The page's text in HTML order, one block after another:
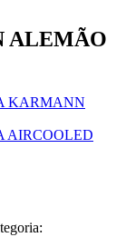
ALEMÃO
KARMANN
AIRCOOLED